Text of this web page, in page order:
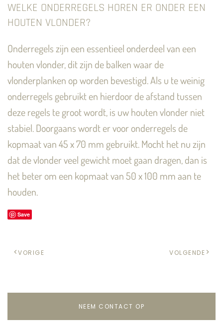
WELKE ONDERREGELS HOREN ER ONDER EEN
HOUTEN VLONDER?
Onderregels zijn een essentieel onderdeel van een
houten vlonder, dit zijn de balken waar de
vlonderplanken op worden bevestigd. Als u te weinig
onderregels gebruikt en hierdoor de afstand tussen
deze regels te groot wordt, is uw houten vlonder niet
stabiel. Doorgaans wordt er voor onderregels de
kopmaat van 45 x 70 mm gebruikt. Mocht het nu zijn
dat de vlonder veel gewicht moet gaan dragen, dan is
het beter om een kopmaat van 50 x 100 mm aan te
houden.
Save
VORIGE VOLGENDE
NEEM CONTACT OP